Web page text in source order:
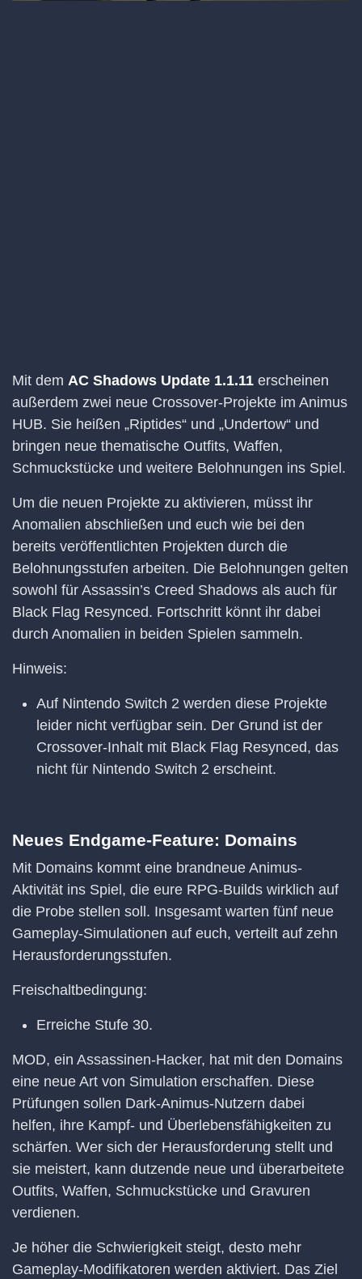
Mit dem AC Shadows Update 1.1.11 erscheinen
außerdem zwei neue Crossover-Projekte im Animus
HUB. Sie heißen „Riptides“ und „Undertow“ und
bringen neue thematische Outfits, Waffen,
Schmuckstücke und weitere Belohnungen ins Spiel.
Um die neuen Projekte zu aktivieren, müsst ihr
Anomalien abschließen und euch wie bei den
bereits veröffentlichten Projekten durch die
Belohnungsstufen arbeiten. Die Belohnungen gelten
sowohl für Assassin’s Creed Shadows als auch für
Black Flag Resynced. Fortschritt könnt ihr dabei
durch Anomalien in beiden Spielen sammeln.
Hinweis:
Auf Nintendo Switch 2 werden diese Projekte
leider nicht verfügbar sein. Der Grund ist der
Crossover-Inhalt mit Black Flag Resynced, das
nicht für Nintendo Switch 2 erscheint.
Neues Endgame-Feature: Domains
Mit Domains kommt eine brandneue Animus-
Aktivität ins Spiel, die eure RPG-Builds wirklich auf
die Probe stellen soll. Insgesamt warten fünf neue
Gameplay-Simulationen auf euch, verteilt auf zehn
Herausforderungsstufen.
Freischaltbedingung:
Erreiche Stufe 30.
MOD, ein Assassinen-Hacker, hat mit den Domains
eine neue Art von Simulation erschaffen. Diese
Prüfungen sollen Dark-Animus-Nutzern dabei
helfen, ihre Kampf- und Überlebensfähigkeiten zu
schärfen. Wer sich der Herausforderung stellt und
sie meistert, kann dutzende neue und überarbeitete
Outfits, Waffen, Schmuckstücke und Gravuren
verdienen.
Je höher die Schwierigkeit steigt, desto mehr
Gameplay-Modifikatoren werden aktiviert. Das Ziel